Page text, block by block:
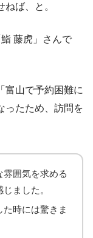
ば、と。
藤虎」さんで
富山で予約困難に
ったため、訪問を
雰囲気を求める
ました。
た時には驚きま